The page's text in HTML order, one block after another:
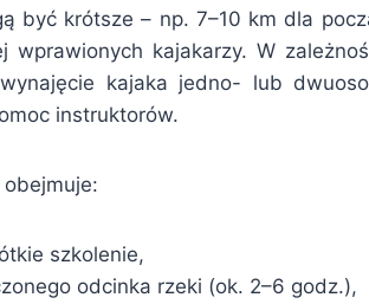
być krótsze – np. 7–10 km dla
wprawionych kajakarzy. W
kajaka jedno- lub
instruktorów.
obejmuje:
szkolenie,
odcinka rzeki (ok. 2–6 godz.),